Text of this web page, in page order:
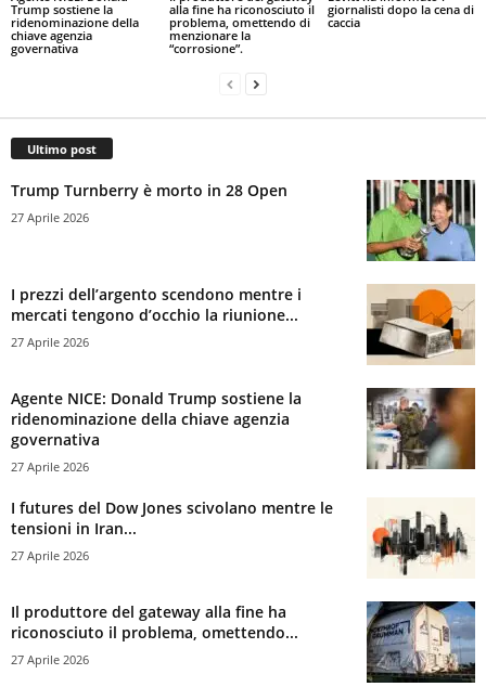
Trump sostiene la
ridenominazione della
chiave agenzia
governativa
alla fine ha riconosciuto il
problema, omettendo di
menzionare la
“corrosione”.
giornalisti dopo la cena di
caccia
Ultimo post
Trump Turnberry è morto in 28 Open
27 Aprile 2026
I prezzi dell’argento scendono mentre i
mercati tengono d’occhio la riunione...
27 Aprile 2026
Agente NICE: Donald Trump sostiene la
ridenominazione della chiave agenzia
governativa
27 Aprile 2026
I futures del Dow Jones scivolano mentre le
tensioni in Iran...
27 Aprile 2026
Il produttore del gateway alla fine ha
riconosciuto il problema, omettendo...
27 Aprile 2026